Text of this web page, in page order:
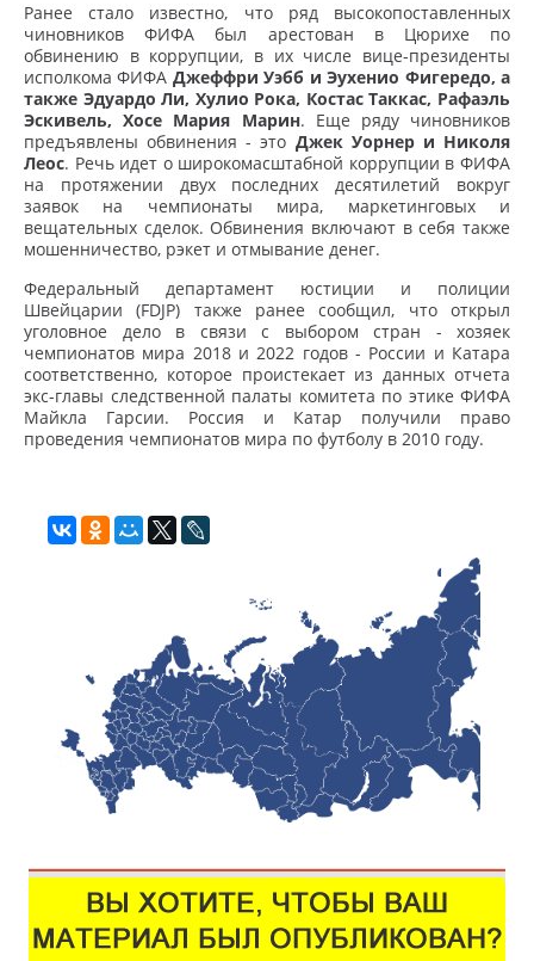
Ранее стало известно, что ряд высокопоставленных
чиновников ФИФА был арестован в Цюрихе по
обвинению в коррупции, в их числе вице-президенты
исполкома ФИФА Джеффри Уэбб и Эухенио Фигередо, а
также Эдуардо Ли, Хулио Рока, Костас Таккас, Рафаэль
Эскивель, Хосе Мария Марин. Еще ряду чиновников
предъявлены обвинения - это Джек Уорнер и Николя
Леос. Речь идет о широкомасштабной коррупции в ФИФА
на протяжении двух последних десятилетий вокруг
заявок на чемпионаты мира, маркетинговых и
вещательных сделок. Обвинения включают в себя также
мошенничество, рэкет и отмывание денег.
Федеральный департамент юстиции и полиции
Швейцарии (FDJP) также ранее сообщил, что открыл
уголовное дело в связи с выбором стран - хозяек
чемпионатов мира 2018 и 2022 годов - России и Катара
соответственно, которое проистекает из данных отчета
экс-главы следственной палаты комитета по этике ФИФА
Майкла Гарсии. Россия и Катар получили право
проведения чемпионатов мира по футболу в 2010 году.